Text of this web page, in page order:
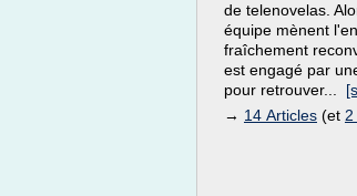
de telenovelas.
équipe mènent
fraîchement
est engagé par
pour retrouver...
→ 14 Articles (et